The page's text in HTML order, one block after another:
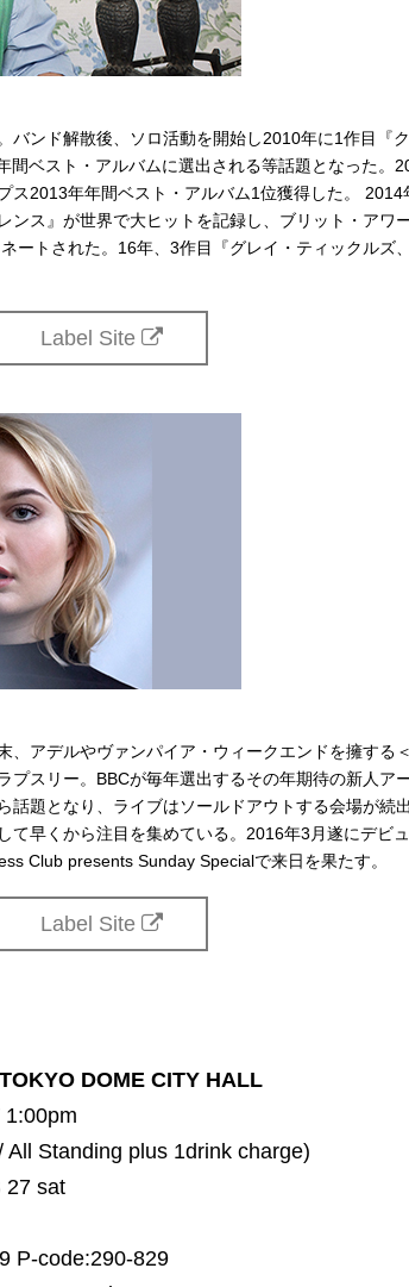
バンド解散後、ソロ活動を開始し2010年に1作目『
間ベスト・アルバムに選出される等話題となった。
ス2013年年間ベスト・アルバム1位獲得した。
ンス』が世界で大ヒットを記録し、ブリット・アワ
ートされた。16年、3作目『グレイ・ティックルズ
Label Site
、アデルやヴァンパイア・ウィークエンドを擁する
プスリー。BBCが毎年選出するその年期待の新人ア
話題となり、ライブはソールドアウトする会場が続
て早くから注目を集めている。2016年3月遂にデビ
Club presents Sunday Specialで来日を果たす。
Label Site
DOME CITY HALL
Standing plus 1drink charge)
27 sat
P-code:290-829